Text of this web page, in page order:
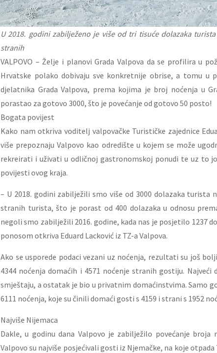
U 2018. godini zabilježeno je više od tri tisuće dolazaka
stranih
VALPOVO – Želje i planovi Grada Valpova da se profilira u
Hrvatske polako dobivaju sve konkretnije obrise, a tomu u
djelatnika Grada Valpova, prema kojima je broj noćenja u
porastao za gotovo 3000, što je povećanje od gotovo 50 posto!
Bogata povijest
Kako nam otkriva voditelj valpovačke Turističke zajednice
više prepoznaju Valpovo kao odredište u kojem se može
rekreirati i uživati u odličnoj gastronomskoj ponudi te uz to
povijesti ovog kraja.
– U 2018. godini zabilježili smo više od 3000 dolazaka turista
stranih turista, što je porast od 400 dolazaka u odnosu
negoli smo zabilježili 2016. godine, kada nas je posjetilo 1237
ponosom otkriva Eduard Lacković iz TZ-a Valpova.
Ako se usporede podaci vezani uz noćenja, rezultati su još
4344 noćenja domaćih i 4571 noćenje stranih gostiju.
smještaju, a ostatak je bio u privatnim domaćinstvima. Samo
6111 noćenja, koje su činili domaći gosti s 4159 i strani s 1952
Najviše Nijemaca
Dakle, u godinu dana Valpovo je zabilježilo povećanje
Valpovo su najviše posjećivali gosti iz Njemačke, na koje